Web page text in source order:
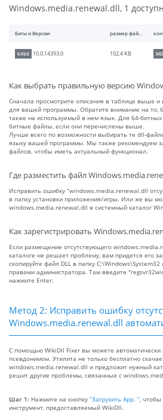
Windows.media.renewal.dll, 1
Биты и Версии размер файлы
64bit 10.0.14393.0 102.4 KB
Как выбрать правильную версию
Сначала просмотрите описания в таблице выше
для вашей программы. Обратите внимание на то,
также на используемый в нем язык. Для 64-
битные файлы, если они перечислены выше.
Лучше всего по возможности выбирать те dll-
языку вашей программы. Мы также рекомендуем
файлов, чтобы иметь актуальный функционал.
Где разместить файл
Исправить ошибку “windows.media.renewal.dll
в папку установки приложения/игры. Или же вы
windows.media.renewal.dll в системный каталог
Как зарегистрировать
Если размещение отсутствующего
каталоге не решает проблему, вам придется его
скопируйте файл DLL в папку
правами администратора. Там введите
нажмите Enter.
Метод 2: Исправить ошибку
Windows.media.renewal.dll
С помощью WikiDll Fixer вы можете автоматически
псевдонимом. Утилита не только бесплатно
windows.media.renewal.dll и предложит нужный
решит другие проблемы, связанные с
Шаг 1: Нажмите на кнопку “Загрузить App. ”, чтобы
инструмент, предоставляемый WikiDll.